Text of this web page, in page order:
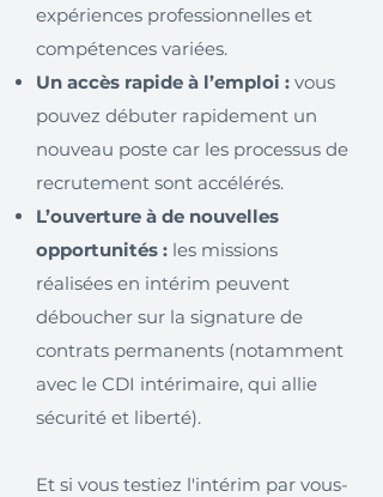
expériences professionnelles et
compétences variées.
Un accès rapide à l’emploi : vous
pouvez débuter rapidement un
nouveau poste car les processus de
recrutement sont accélérés.
L’ouverture à de nouvelles
opportunités : les missions
réalisées en intérim peuvent
déboucher sur la signature de
contrats permanents (notamment
avec le CDI intérimaire, qui allie
sécurité et liberté).
Et si vous testiez l'intérim par vous-